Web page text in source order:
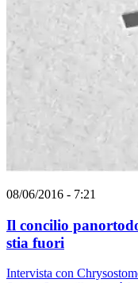
08/06/2016 - 7:21
Il concilio
stia fuori
Intervista con